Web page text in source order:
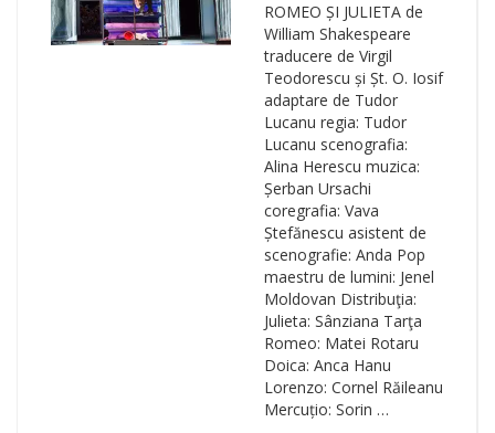
ROMEO ȘI JULIETA de
William Shakespeare
traducere de Virgil
Teodorescu și Șt. O. Iosif
adaptare de Tudor
Lucanu regia: Tudor
Lucanu scenografia:
Alina Herescu muzica:
Șerban Ursachi
coregrafia: Vava
Ștefănescu asistent de
scenografie: Anda Pop
maestru de lumini: Jenel
Moldovan Distribuţia:
Julieta: Sânziana Tarţa
Romeo: Matei Rotaru
Doica: Anca Hanu
Lorenzo: Cornel Răileanu
Mercuțio: Sorin …